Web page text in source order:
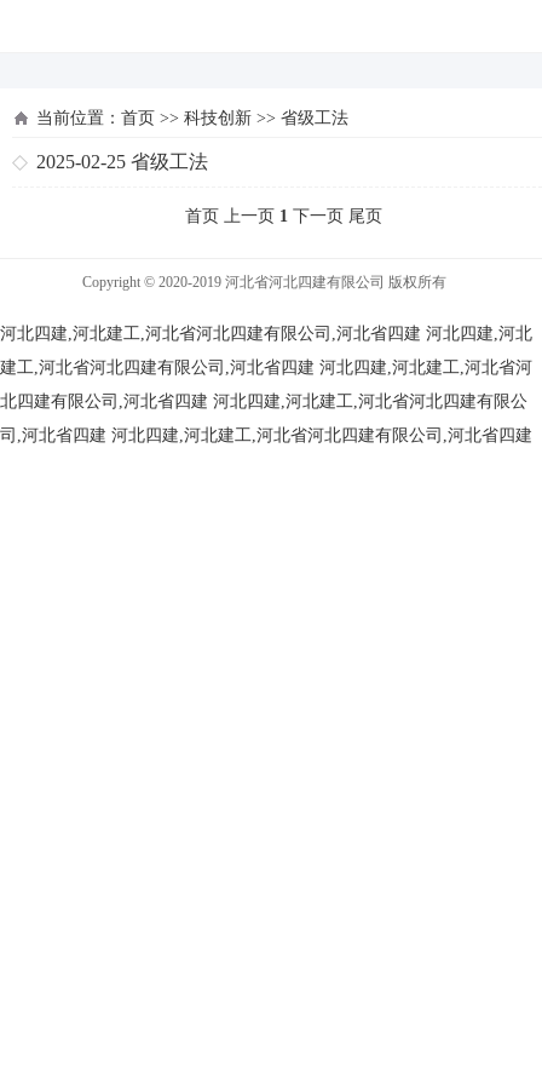
当前位置： 首页 >> 科技创新 >> 省级工法
2025-02-25 省级工法
首页 上一页 1 下一页 尾页
Copyright © 2020-2019 河北省河北四建有限公司 版权所有
河北四建,河北建工,河北省河北四建有限公司,河北省四建 河北四建,河北
建工,河北省河北四建有限公司,河北省四建 河北四建,河北建工,河北省河
北四建有限公司,河北省四建 河北四建,河北建工,河北省河北四建有限公
司,河北省四建 河北四建,河北建工,河北省河北四建有限公司,河北省四建